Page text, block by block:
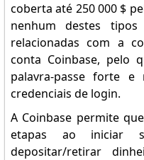
coberta até 250 000 $
nenhum destes
relacionadas com a
conta Coinbase, pelo
palavra-passe forte
credenciais de login.
A Coinbase permite
etapas ao iniciar
depositar/retirar